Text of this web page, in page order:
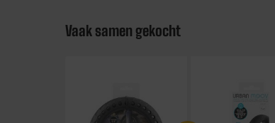
Vaak samen gekocht